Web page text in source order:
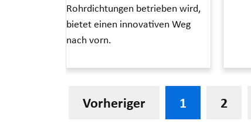
Rohrdichtungen betrieben wird,
bietet einen innovativen Weg
nach vorn.
Vorheriger 1 2